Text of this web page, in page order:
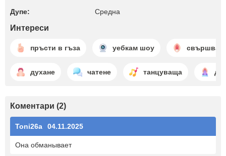
Дупе: Среднa
Интереси
пръсти в гъза уебкам шоу
духане чатене танцуваща
Коментари (2)
Toni26a 04.11.2025
Она обманывает